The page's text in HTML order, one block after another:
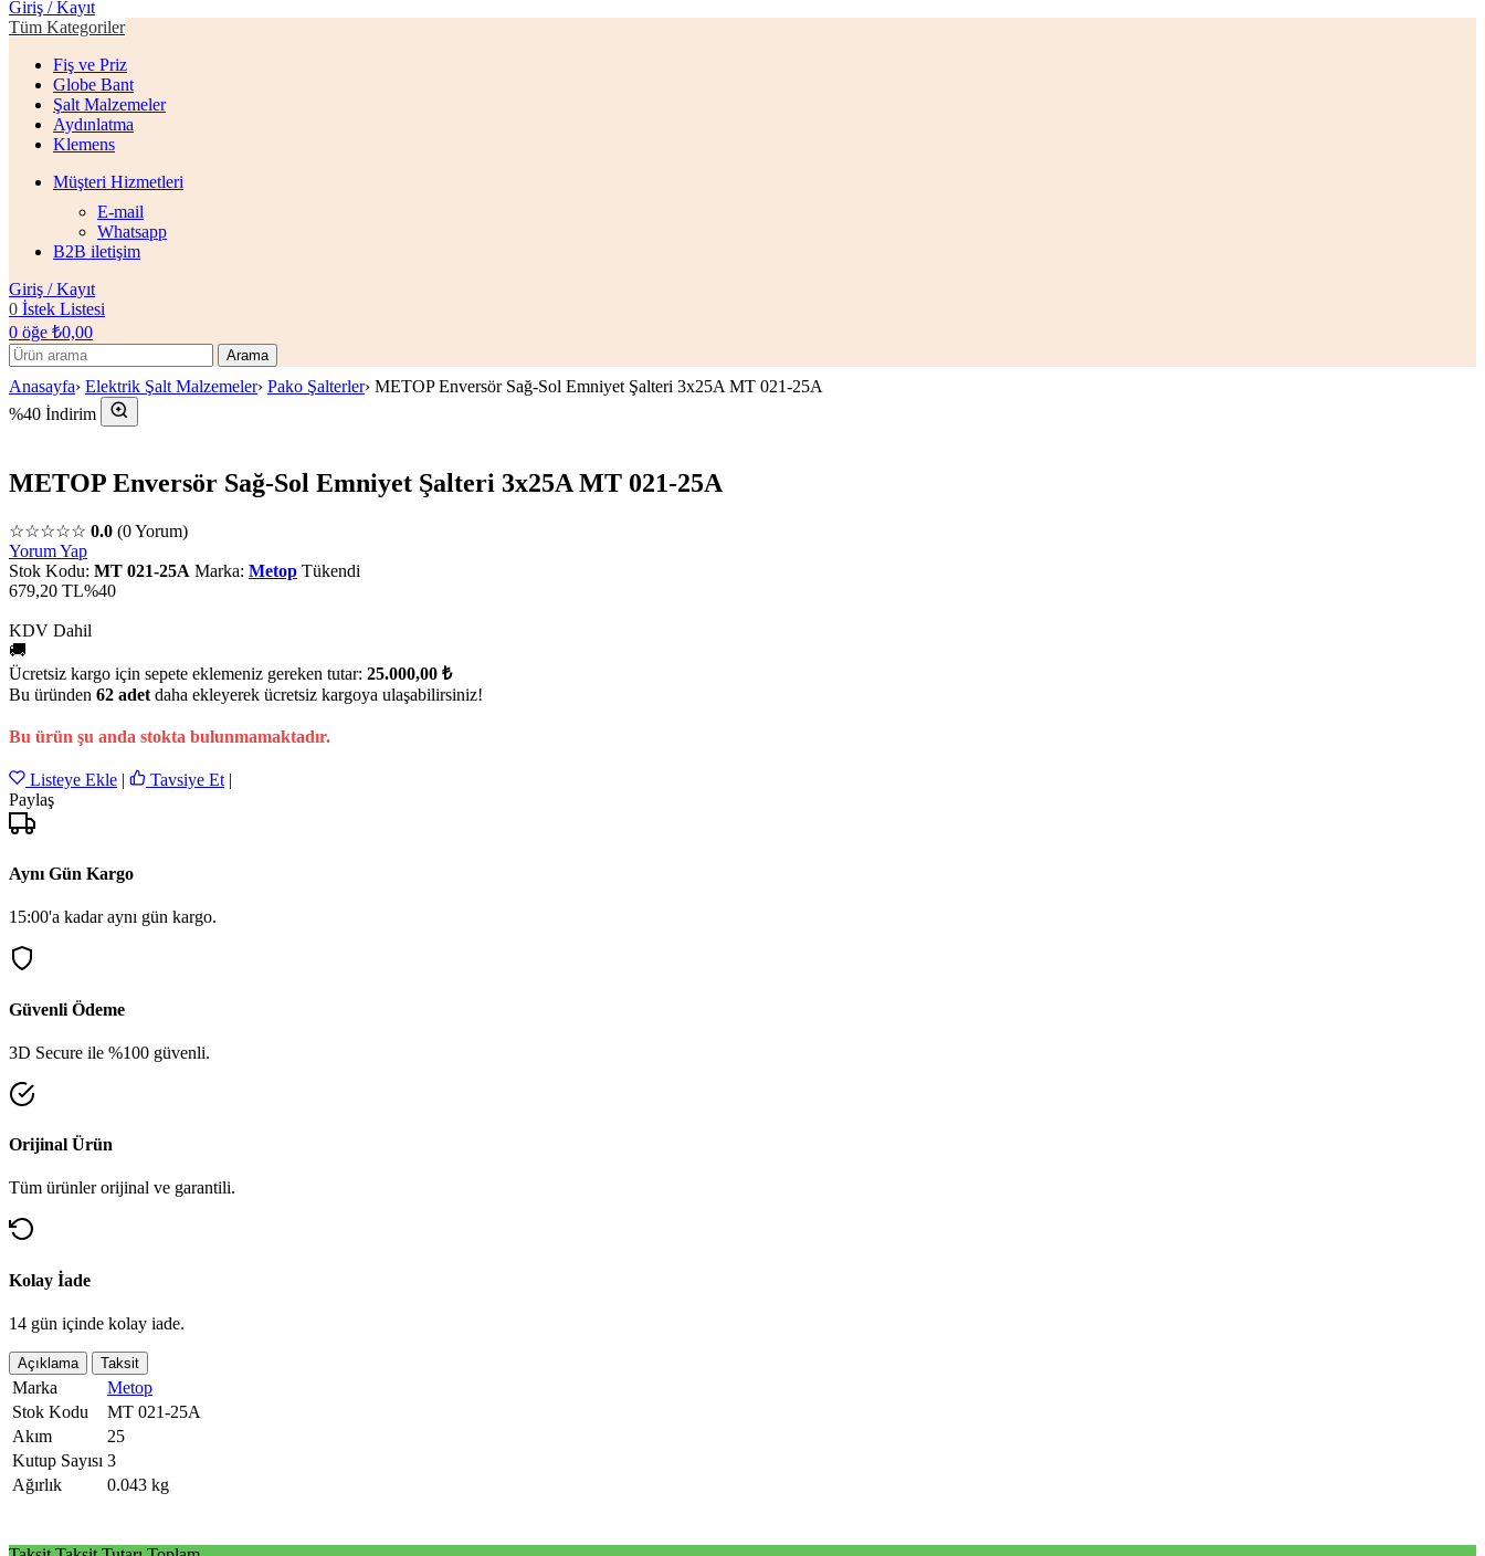
Giriş / Kayıt
Tüm Kategoriler
Fiş ve Priz
Globe Bant
Şalt Malzemeler
Aydınlatma
Klemens
Müşteri Hizmetleri
E-mail
Whatsapp
B2B iletişim
Giriş / Kayıt
0 İstek Listesi
0 öğe ₺0,00
Arama
Anasayfa› Elektrik Şalt Malzemeler› Pako Şalterler› METOP Enversör Sağ-Sol Emniyet Şalteri 3x25A MT 021-25A
%40 İndirim
METOP Enversör Sağ-Sol Emniyet Şalteri 3x25A MT 021-25A
☆☆☆☆☆ 0.0 (0 Yorum)
Yorum Yap
Stok Kodu: MT 021-25A Marka: Metop Tükendi
679,20 TL%40
KDV Dahil
🚚
Ücretsiz kargo için sepete eklemeniz gereken tutar: 25.000,00 ₺
Bu üründen 62 adet daha ekleyerek ücretsiz kargoya ulaşabilirsiniz!
Bu ürün şu anda stokta bulunmamaktadır.
Listeye Ekle | Tavsiye Et |
Paylaş
Aynı Gün Kargo
15:00'a kadar aynı gün kargo.
Güvenli Ödeme
3D Secure ile %100 güvenli.
Orijinal Ürün
Tüm ürünler orijinal ve garantili.
Kolay İade
14 gün içinde kolay iade.
Açıklama Taksit
Marka
Metop
Stok Kodu
MT 021-25A
Akım
25
Kutup Sayısı 3
Ağırlık
0.043 kg